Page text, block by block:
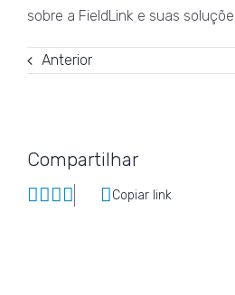
sobre a FieldLink e suas
Anterior
Compartilhar
Copiar link